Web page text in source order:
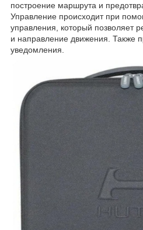
построение маршрута и
Управление происходит при
управления, который позволяет
и направление движения. Также
уведомления.